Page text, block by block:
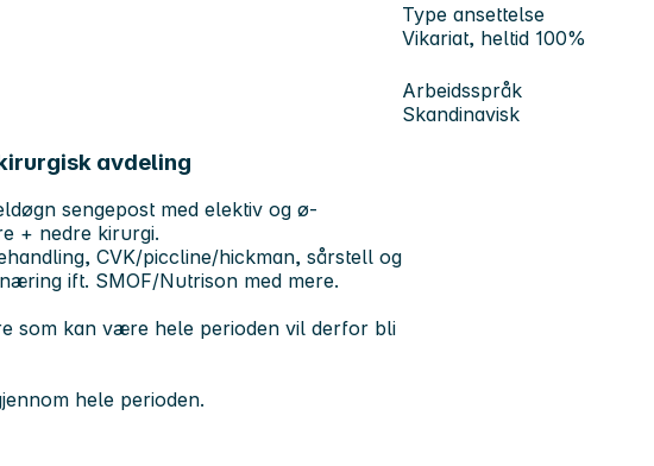
Type ansettelse
Vikariat, heltid 100%
Arbeidsspråk
Skandinavisk
avdeling
sengepost med elektiv og ø-
+ nedre kirurgi.
CVK/piccline/hickman, sårstell og
ift. SMOF/Nutrison med mere.
som kan være hele perioden vil derfor bli
hele perioden.